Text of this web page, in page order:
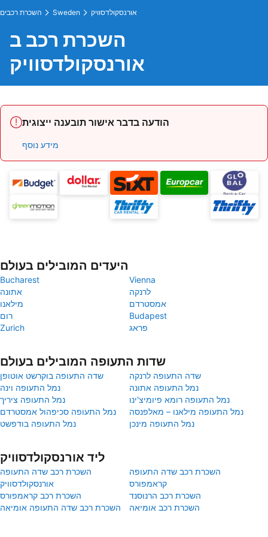
השכרת רכבים Sweden אורנסקולדסוויק
השכרת רכב ב
אורנסקולדסוויק
הודעה בדבר אישור תובענה ייצוגית
מידע נוסף
היעדים המובילים בעולם
Bucharest
Vienna
אתונה
לרנקה
מילאנו
אמסטרדם
רום
Budapest
Zurich
פראג
שדות התעופה המובילים בעולם
שדה התעופה בוקרשט אוטופן
שדה התעופה לרנקה
נמל התעופה וינה
נמל התעופה אתונה
נמל התעופה ציריך
נמל התעופה רומא פיומיצ'ינו
נמל התעופה סכיפהול אמסטרדם
נמל התעופה מילאנו – מאלפנסה
נמל התעופה בודפשט
נמל התעופה מינכן
ליד אורנסקולדסוויק
השכרת רכב שדה התעופה
אורנסקולדסוויק
השכרת רכב שדה התעופה
קראמפורס
השכרת רכב קראמפורס
השכרת רכב הרנוסנד
השכרת רכב שדה התעופה אומיאה
השכרת רכב אומיאה